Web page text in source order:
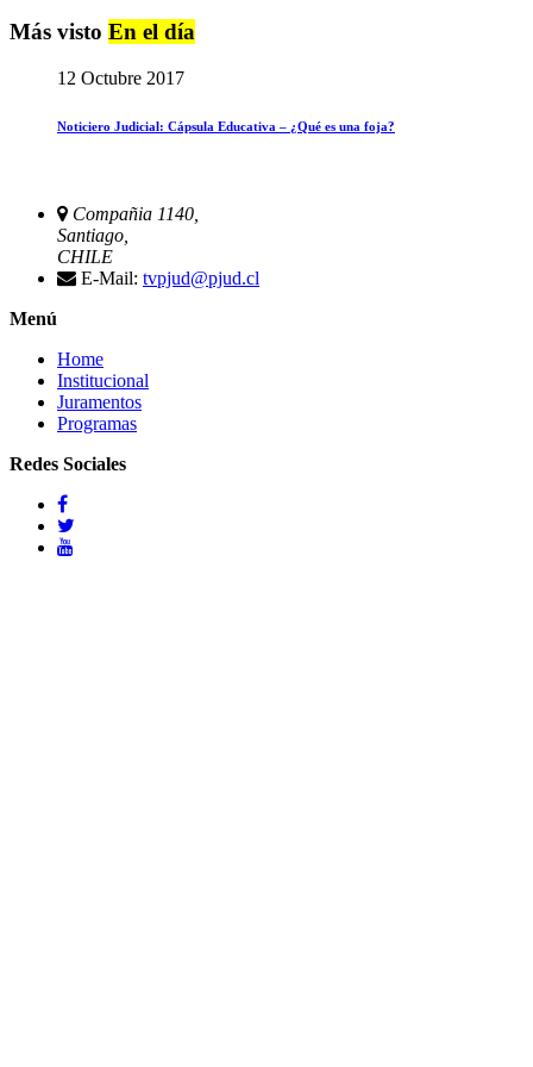
Más visto En el día
12 Octubre 2017
Noticiero Judicial: Cápsula Educativa – ¿Qué es una foja?
Compañia 1140,
Santiago,
CHILE
E-Mail: tvpjud@pjud.cl
Menú
Home
Institucional
Juramentos
Programas
Redes Sociales